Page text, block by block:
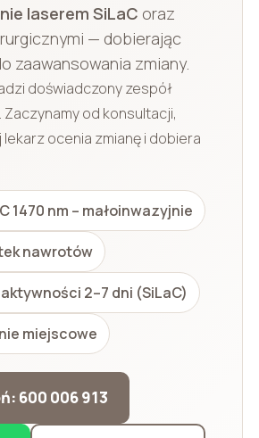
laserem SiLaC oraz
— dobierając
zaawansowania zmiany.
doświadczony zespół
od konsultacji,
ocenia zmianę i dobiera
1470 nm – małoinwazyjnie
nawrotów
2–7 dni (SiLaC)
miejscowe
600 006 913